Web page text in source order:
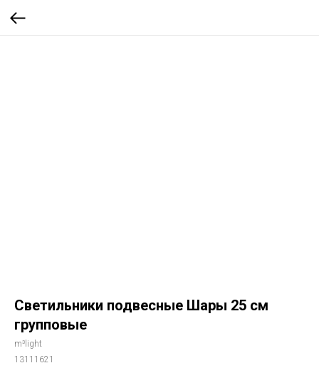
Светильники подвесные Шары 25 см
групповые
m³light
13111621